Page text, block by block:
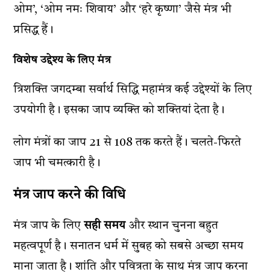
ओम’, ‘ओम नमः शिवाय’ और ‘हरे कृष्णा’ जैसे मंत्र भी
प्रसिद्ध हैं।
विशेष उद्देश्य के लिए मंत्र
त्रिशक्ति जगदम्बा सर्वार्थ सिद्धि महामंत्र कई उद्देश्यों के लिए
उपयोगी है। इसका जाप व्यक्ति को शक्तियां देता है।
लोग मंत्रों का जाप 21 से 108 तक करते हैं। चलते-फिरते
जाप भी चमत्कारी है।
मंत्र जाप करने की विधि
मंत्र जाप के लिएसही समयऔर स्थान चुनना बहुत
महत्वपूर्ण है। सनातन धर्म में सुबह को सबसे अच्छा समय
माना जाता है। शांति और पवित्रता के साथ मंत्र जाप करना